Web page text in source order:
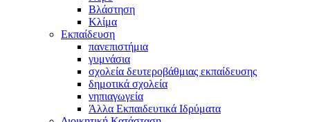
Βλάστηση
Κλίμα
Εκπαίδευση
πανεπιστήμια
γυμνάσια
σχολεία δευτεροβάθμιας εκπαίδευσης
δημοτικά σχολεία
νηπιαγωγεία
Άλλα Εκπαιδευτικά Ιδρύματα